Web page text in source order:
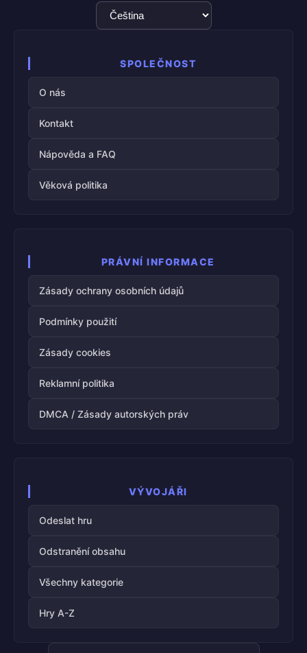
Výběr
jazyka
SPOLEČNOST
O nás
Kontakt
Nápověda a FAQ
Věková politika
PRÁVNÍ INFORMACE
Zásady ochrany osobních údajů
Podmínky použití
Zásady cookies
Reklamní politika
DMCA / Zásady autorských práv
VÝVOJÁŘI
Odeslat hru
Odstranění obsahu
Všechny kategorie
Hry A-Z